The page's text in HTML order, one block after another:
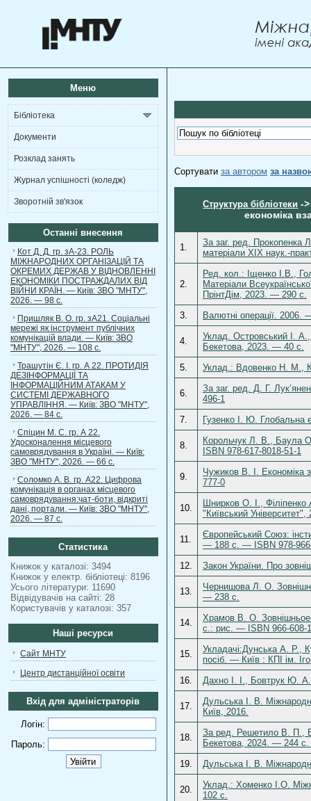
Меню
Бібліотека
Документи
Розклад занять
Журнал успішності (коледж)
Зворотній зв'язок
Останні внесення
Кот Д. Д. гр. зА-23. РОЛЬ
МІЖНАРОДНИХ ОРГАНІЗАЦІЙ ТА
ОКРЕМИХ ДЕРЖАВ У ВІДНОВЛЕННІ
ЕКОНОМІКИ ПОСТРАЖДАЛИХ ВІД
ВІЙНИ КРАЇН. — Київ: ЗВО "МНТУ",
2026. — 98 с.
Пришляк В. О. гр. зА21. Соціальні
мережі як інструмент публічних
комунікацій влади. — Київ: ЗВО
"МНТУ", 2026. — 108 с.
Трашутін Є. І. гр. А 22. ПРОТИДІЯ
ДЕЗІНФОРМАЦІЇ ТА
ІНФОРМАЦІЙНИМ АТАКАМ У
СИСТЕМІ ДЕРЖАВНОГО
УПРАВЛІННЯ. — Київ: ЗВО "МНТУ",
2026. — 84 с.
Спіцин М. С. гр. А 22.
Удосконалення місцевого
самоврядування в Україні. — Київ:
ЗВО "МНТУ", 2026. — 66 с.
Соломко А. В. гр. А22. Цифрова
комунікація в органах місцевого
самоврядування:чат-боти, відкриті
дані, портали. — Київ: ЗВО "МНТУ",
2026. — 87 с.
Статистика
Книжок у каталозі: 3494
Книжок у електр. бібліотеці: 8196
Усього літератури: 11690
Відвідувачів на сайті: 28
Користувачів у каталозі: 357
Наші ресурси
Сайт МНТУ
Центр дистанційної освіти
Вхід для адміністраторів
Логін:
Пароль:
Сортувати за автором за
Структура бібліотеки -
економіка
1.
За заг. ред. Прокопенка
матеріали ХІХ наук.-
2.
Ред. кол.: Іщенко І.В.,
Матеріали
ПрінтДім, 2023. — 290 с.
3.
Валютні операції. 2006.
4.
Уклад. Островський І.
Бекетова, 2023. — 40 с.
5.
Уклад.: Вдовенко Н. М.,
6.
За заг. ред. Д. Г.
496-1
7.
Гузенко І. Ю.
8.
Корольчук Л. В., Баула
ISBN 978-617-8018-51-1
9.
Чужиков В. І.
777-0
10.
Шнирков О. І.,
"Київський
11.
Європейський Союз:
— 188 с. — ISBN 978-
12.
Закон України. Про
13.
Чернишова Л. О.
— 238 с.
14.
Храмов В. О.
с.: рис. — ISBN 966-608-
15.
Укладачі:Дунська А. Р.,
посіб. — Київ : КПІ ім.
16.
Дахно І. І., Бовтрук Ю.
17.
Дульська І. В.
Київ, 2016.
18.
За ред. Решетило В. П.,
Бекетова, 2024. — 244
19.
Дульська І. В.
20.
Уклад.: Хоменко І.О.
102 с.